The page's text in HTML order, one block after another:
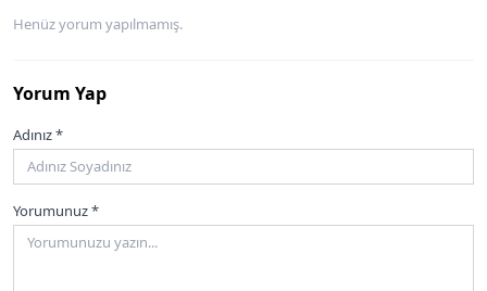
Henüz yorum yapılmamış.
Yorum Yap
Adınız *
Yorumunuz *